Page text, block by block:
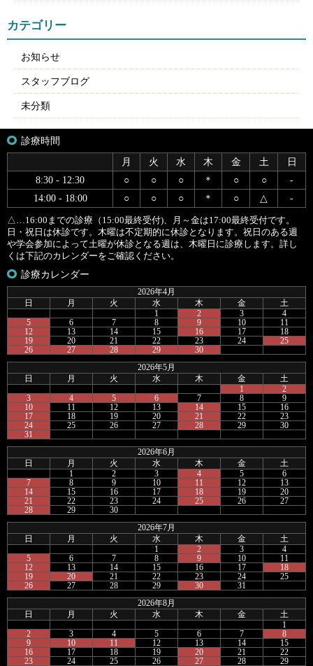
カテゴリー
お知らせ
スタッフブログ
未分類
診療時間
月
火 水 木 金 土
日
8:30 - 12:30
○ ○ ○ ＊ ○ ○
-
14:00 - 18:00
○ ○ ○ ＊ ○ △ -
△…16:00までの診療（15:00最終受付)、月～金は17:00最終受付です。
日・祝日は休診です。木曜は不定期的に休診となります。祝日のある週
や学会参加によって土曜が休診となる週は、木曜日に診療します。詳し
くは下記のカレンダーをご確認ください。
診療カレンダー
2026年4月
日
月 火 水 木 金
土
1
2 3
4
5
6 7 8 9 10
11
12
13 14 15 16 17
18
19
20 21 22 23 24
25
26
27 28 29 30
2026年5月
日
月 火 水 木 金
土
1
2
3
4 5 6 7 8
9
10
11 12 13 14 15
16
17
18 19 20 21 22
23
24
25 26 27 28 29
30
31
2026年6月
日
月 火 水 木 金
土
1
2 3 4 5
6
7
8 9 10 11 12
13
14
15 16 17 18 19
20
21
22 23 24 25 26
27
28
29 30
2026年7月
日
月 火 水 木 金
土
1
2 3
4
5
6 7 8 9 10
11
12
13 14 15 16 17
18
19
20 21 22 23 24
25
26
27 28 29 30 31
2026年8月
日
月 火 水 木 金
土
1
2
3 4 5 6 7
8
9
10 11 12 13 14
15
16
17 18 19 20 21
22
23
24 25 26 27 28
29